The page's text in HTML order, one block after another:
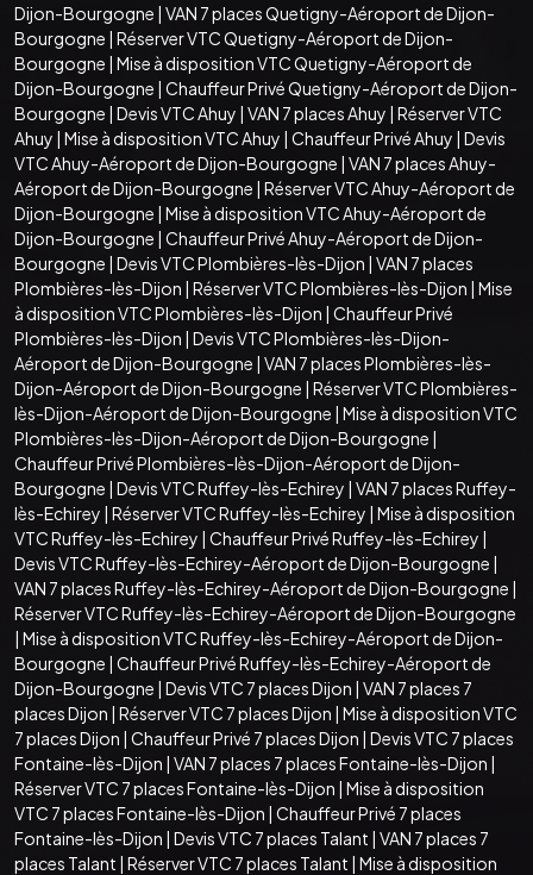
Dijon-Bourgogne | VAN 7 places Quetigny-Aéroport de Dijon-
Bourgogne | Réserver VTC Quetigny-Aéroport de Dijon-
Bourgogne | Mise à disposition VTC Quetigny-Aéroport de
Dijon-Bourgogne | Chauffeur Privé Quetigny-Aéroport de Dijon-
Bourgogne | Devis VTC Ahuy | VAN 7 places Ahuy | Réserver VTC
Ahuy | Mise à disposition VTC Ahuy | Chauffeur Privé Ahuy | Devis
VTC Ahuy-Aéroport de Dijon-Bourgogne | VAN 7 places Ahuy-
Aéroport de Dijon-Bourgogne | Réserver VTC Ahuy-Aéroport de
Dijon-Bourgogne | Mise à disposition VTC Ahuy-Aéroport de
Dijon-Bourgogne | Chauffeur Privé Ahuy-Aéroport de Dijon-
Bourgogne | Devis VTC Plombières-lès-Dijon | VAN 7 places
Plombières-lès-Dijon | Réserver VTC Plombières-lès-Dijon | Mise
à disposition VTC Plombières-lès-Dijon | Chauffeur Privé
Plombières-lès-Dijon | Devis VTC Plombières-lès-Dijon-
Aéroport de Dijon-Bourgogne | VAN 7 places Plombières-lès-
Dijon-Aéroport de Dijon-Bourgogne | Réserver VTC Plombières-
lès-Dijon-Aéroport de Dijon-Bourgogne | Mise à disposition VTC
Plombières-lès-Dijon-Aéroport de Dijon-Bourgogne |
Chauffeur Privé Plombières-lès-Dijon-Aéroport de Dijon-
Bourgogne | Devis VTC Ruffey-lès-Echirey | VAN 7 places Ruffey-
lès-Echirey | Réserver VTC Ruffey-lès-Echirey | Mise à disposition
VTC Ruffey-lès-Echirey | Chauffeur Privé Ruffey-lès-Echirey |
Devis VTC Ruffey-lès-Echirey-Aéroport de Dijon-Bourgogne |
VAN 7 places Ruffey-lès-Echirey-Aéroport de Dijon-Bourgogne |
Réserver VTC Ruffey-lès-Echirey-Aéroport de Dijon-Bourgogne
| Mise à disposition VTC Ruffey-lès-Echirey-Aéroport de Dijon-
Bourgogne | Chauffeur Privé Ruffey-lès-Echirey-Aéroport de
Dijon-Bourgogne | Devis VTC 7 places Dijon | VAN 7 places 7
places Dijon | Réserver VTC 7 places Dijon | Mise à disposition VTC
7 places Dijon | Chauffeur Privé 7 places Dijon | Devis VTC 7 places
Fontaine-lès-Dijon | VAN 7 places 7 places Fontaine-lès-Dijon |
Réserver VTC 7 places Fontaine-lès-Dijon | Mise à disposition
VTC 7 places Fontaine-lès-Dijon | Chauffeur Privé 7 places
Fontaine-lès-Dijon | Devis VTC 7 places Talant | VAN 7 places 7
places Talant | Réserver VTC 7 places Talant | Mise à disposition